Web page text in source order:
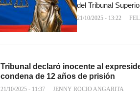
del Tribunal
21/10/2025 - 13:22
Tribunal declaró inocente al
condena de 12 años de prisión
21/10/2025 - 11:37 JENNY ROCIO ANGARITA